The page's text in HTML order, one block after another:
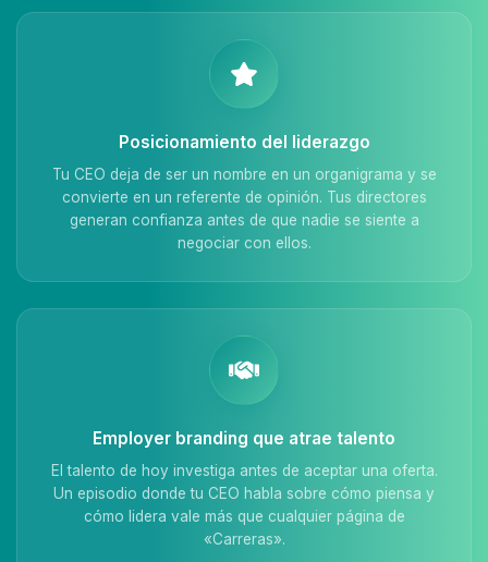
Posicionamiento del liderazgo
Tu CEO deja de ser un nombre en un organigrama y se
convierte en un referente de opinión. Tus directores
generan confianza antes de que nadie se siente a
negociar con ellos.
Employer branding que atrae talento
El talento de hoy investiga antes de aceptar una oferta.
Un episodio donde tu CEO habla sobre cómo piensa y
cómo lidera vale más que cualquier página de
«Carreras».